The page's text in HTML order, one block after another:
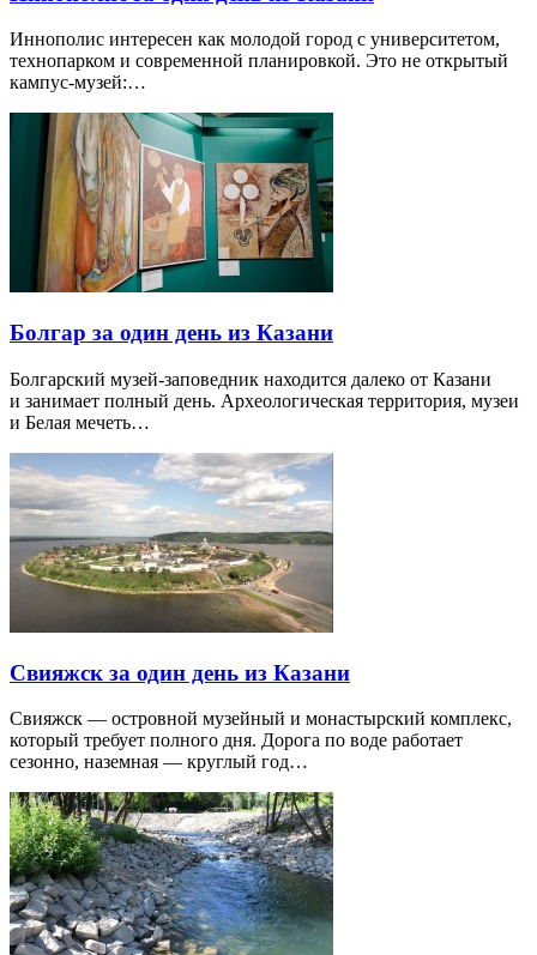
Иннополис интересен как молодой город с университетом,
технопарком и современной планировкой. Это не открытый
кампус-музей:…
Болгар за один день из Казани
Болгарский музей-заповедник находится далеко от Казани
и занимает полный день. Археологическая территория, музеи
и Белая мечеть…
Свияжск за один день из Казани
Свияжск — островной музейный и монастырский комплекс,
который требует полного дня. Дорога по воде работает
сезонно, наземная — круглый год…